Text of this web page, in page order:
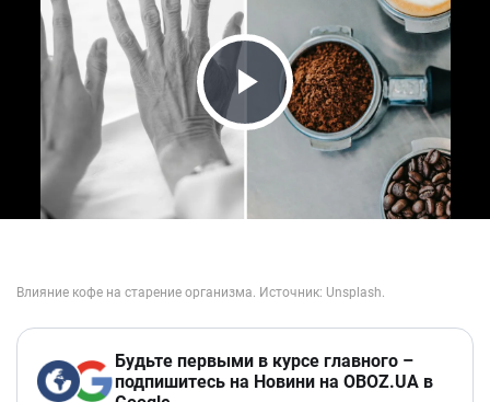
Play Video
Будьте первыми в курсе главного –
подпишитесь на Новини на OBOZ.UA в